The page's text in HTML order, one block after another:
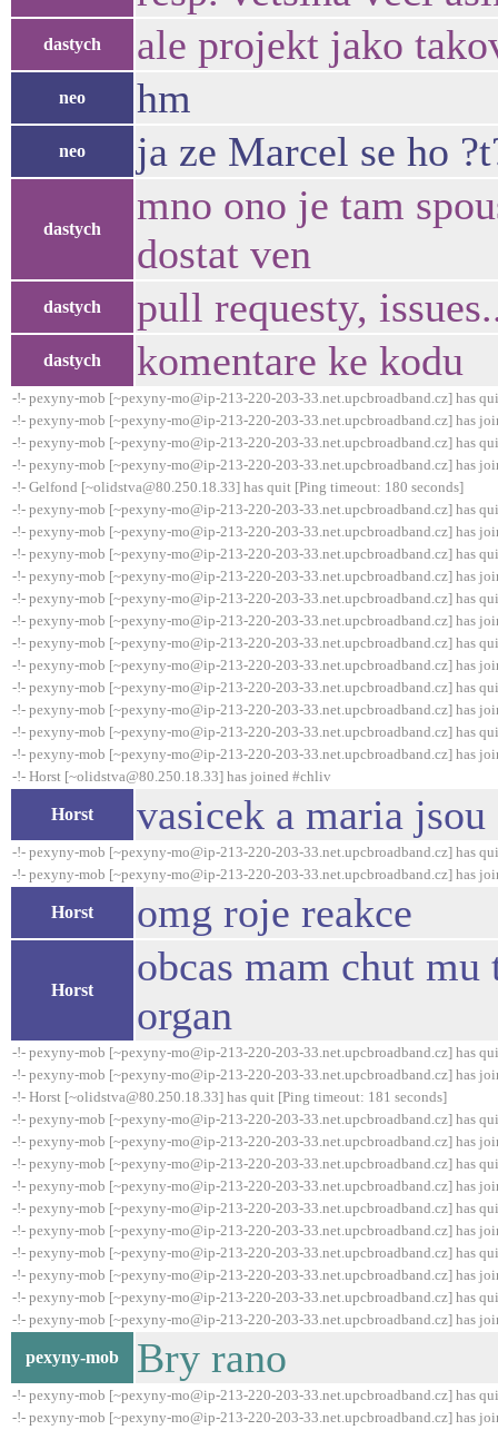
dastych ale projekt jako
neo hm
neo ja ze Marcel se ho
dastych
mno ono je tam
dostat ven
dastych pull requesty,
dastych komentare ke kodu
-!- pexyny-mob [~pexyny-mo@ip-213-220-203-33.net.upcbroadband.cz] has
-!- pexyny-mob [~pexyny-mo@ip-213-220-203-33.net.upcbroadband.cz] has
-!- pexyny-mob [~pexyny-mo@ip-213-220-203-33.net.upcbroadband.cz] has
-!- pexyny-mob [~pexyny-mo@ip-213-220-203-33.net.upcbroadband.cz] has
-!- Gelfond [~olidstva@80.250.18.33] has quit [Ping timeout: 180 seconds]
-!- pexyny-mob [~pexyny-mo@ip-213-220-203-33.net.upcbroadband.cz] has
-!- pexyny-mob [~pexyny-mo@ip-213-220-203-33.net.upcbroadband.cz] has
-!- pexyny-mob [~pexyny-mo@ip-213-220-203-33.net.upcbroadband.cz] has
-!- pexyny-mob [~pexyny-mo@ip-213-220-203-33.net.upcbroadband.cz] has
-!- pexyny-mob [~pexyny-mo@ip-213-220-203-33.net.upcbroadband.cz] has
-!- pexyny-mob [~pexyny-mo@ip-213-220-203-33.net.upcbroadband.cz] has
-!- pexyny-mob [~pexyny-mo@ip-213-220-203-33.net.upcbroadband.cz] has
-!- pexyny-mob [~pexyny-mo@ip-213-220-203-33.net.upcbroadband.cz] has
-!- pexyny-mob [~pexyny-mo@ip-213-220-203-33.net.upcbroadband.cz] has
-!- pexyny-mob [~pexyny-mo@ip-213-220-203-33.net.upcbroadband.cz] has
-!- pexyny-mob [~pexyny-mo@ip-213-220-203-33.net.upcbroadband.cz] has
-!- pexyny-mob [~pexyny-mo@ip-213-220-203-33.net.upcbroadband.cz] has
-!- Horst [~olidstva@80.250.18.33] has joined #chliv
Horst vasicek a maria
-!- pexyny-mob [~pexyny-mo@ip-213-220-203-33.net.upcbroadband.cz] has
-!- pexyny-mob [~pexyny-mo@ip-213-220-203-33.net.upcbroadband.cz] has
Horst omg roje reakce
Horst
obcas mam chut
organ
-!- pexyny-mob [~pexyny-mo@ip-213-220-203-33.net.upcbroadband.cz] has
-!- pexyny-mob [~pexyny-mo@ip-213-220-203-33.net.upcbroadband.cz] has
-!- Horst [~olidstva@80.250.18.33] has quit [Ping timeout: 181 seconds]
-!- pexyny-mob [~pexyny-mo@ip-213-220-203-33.net.upcbroadband.cz] has
-!- pexyny-mob [~pexyny-mo@ip-213-220-203-33.net.upcbroadband.cz] has
-!- pexyny-mob [~pexyny-mo@ip-213-220-203-33.net.upcbroadband.cz] has
-!- pexyny-mob [~pexyny-mo@ip-213-220-203-33.net.upcbroadband.cz] has
-!- pexyny-mob [~pexyny-mo@ip-213-220-203-33.net.upcbroadband.cz] has
-!- pexyny-mob [~pexyny-mo@ip-213-220-203-33.net.upcbroadband.cz] has
-!- pexyny-mob [~pexyny-mo@ip-213-220-203-33.net.upcbroadband.cz] has
-!- pexyny-mob [~pexyny-mo@ip-213-220-203-33.net.upcbroadband.cz] has
-!- pexyny-mob [~pexyny-mo@ip-213-220-203-33.net.upcbroadband.cz] has
-!- pexyny-mob [~pexyny-mo@ip-213-220-203-33.net.upcbroadband.cz] has
pexyny-mob Bry rano
-!- pexyny-mob [~pexyny-mo@ip-213-220-203-33.net.upcbroadband.cz] has
-!- pexyny-mob [~pexyny-mo@ip-213-220-203-33.net.upcbroadband.cz] has